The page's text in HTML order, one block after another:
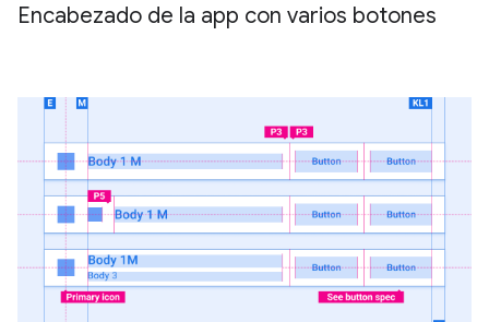
Encabezado de la app con varios botones